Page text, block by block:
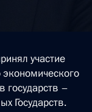
участие
государств –
Государств.